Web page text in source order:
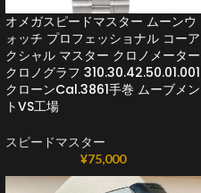
オメガスピードマスター ムーンウ
ォッチ プロフェッショナル コーア
クシャル マスター クロノメーター
クロノグラフ 310.30.42.50.01.001
クローンCal.3861手巻 ムーブメン
トVS工場
スピードマスター
¥75,000